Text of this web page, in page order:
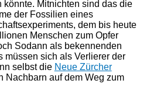
könnte. Mitnichten sind das die
der Fossilien eines
dem bis heute
Menschen zum Opfer
Sodann als bekennenden
müssen sich als Verlierer der
selbst die Neue Zürcher
Nachbarn auf dem Weg zum